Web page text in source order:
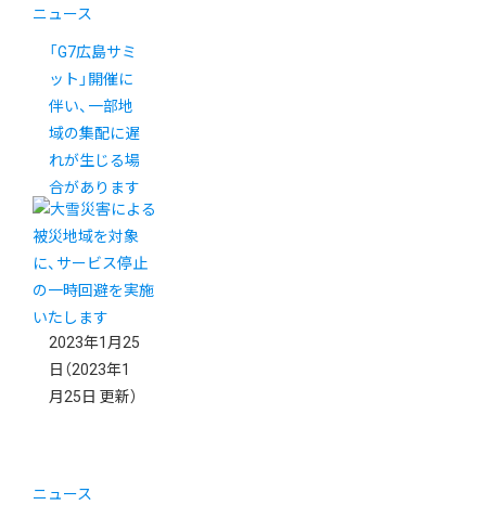
ニュース
「G7広島サミ
ット」開催に
伴い、一部地
域の集配に遅
れが生じる場
合があります
2023年1月25
日 （2023年1
月25日 更新）
ニュース